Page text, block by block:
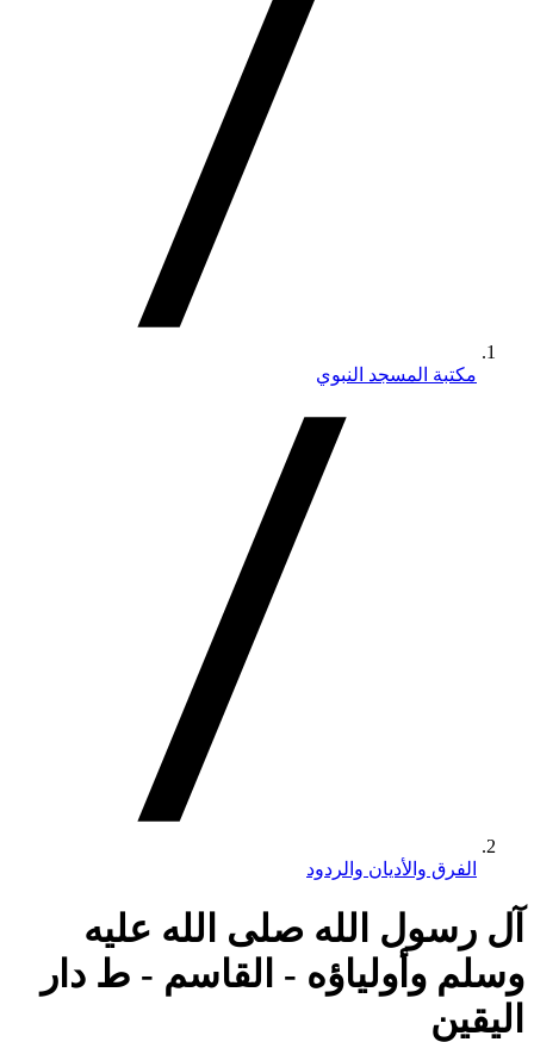
مكتبة المسجد النبوي
الفرق والأديان والردود
آل رسول الله صلى الله عليه
وسلم وأولياؤه - القاسم - ط دار
اليقين